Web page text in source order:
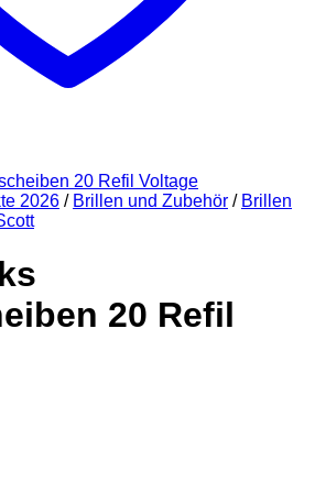
2026 / Brillen und Zubehör / Brillen
20 Refil